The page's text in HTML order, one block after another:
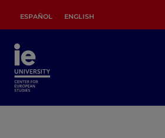
ESPAÑOL ENGLISH